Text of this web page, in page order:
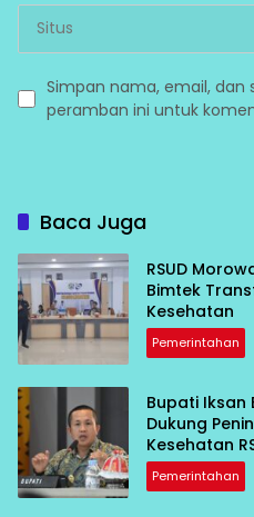
Simpan nama, email, dan
peramban ini untuk
Baca Juga
RSUD
Bimtek
Kesehatan
Pemerintahan
Bupati Iksan
Dukung
Kesehatan
Pemerintahan